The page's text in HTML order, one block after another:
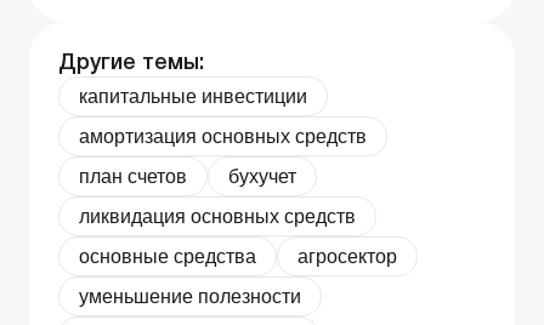
Другие темы:
капитальные инвестиции
амортизация основных средств
план счетов
бухучет
ликвидация основных средств
основные средства
агросектор
уменьшение полезности